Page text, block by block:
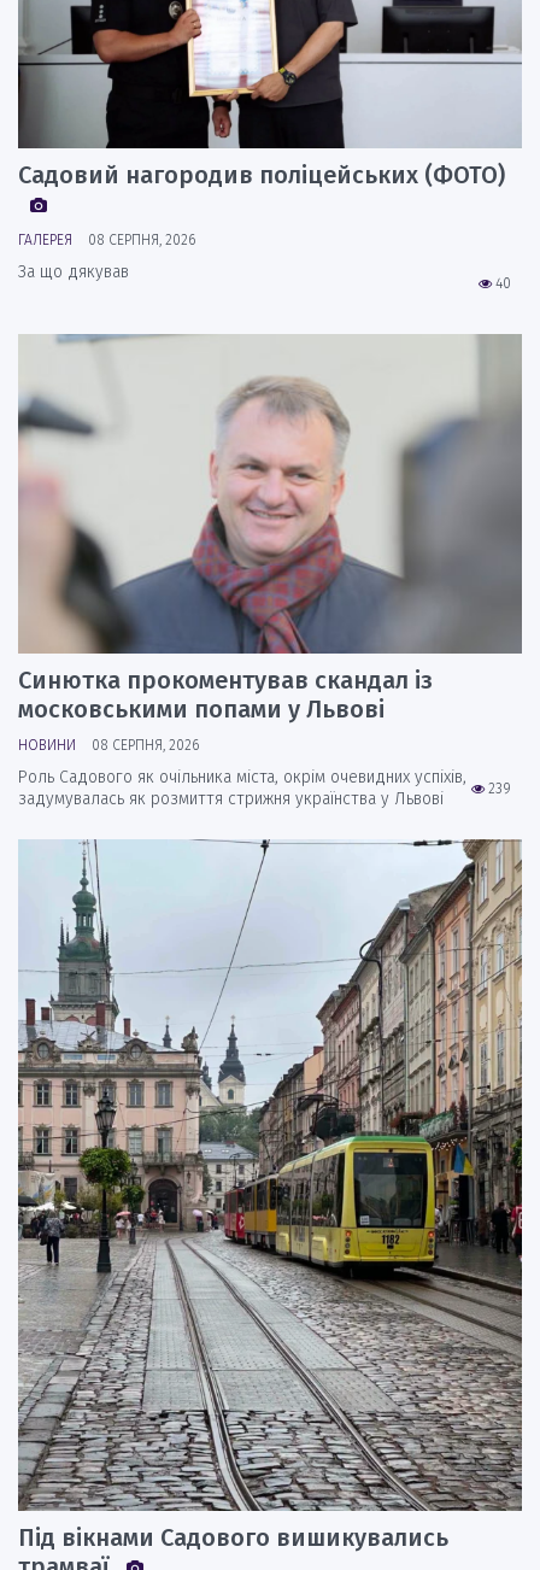
Садовий нагородив поліцейських (ФОТО)
ГАЛЕРЕЯ 08 СЕРПНЯ, 2026
40
За що дякував
Синютка прокоментував скандал із
московськими попами у Львові
НОВИНИ 08 СЕРПНЯ, 2026
239
Роль Садового як очільника міста, окрім очевидних успіхів,
задумувалась як розмиття стрижня українства у Львові
Під вікнами Садового вишикувались